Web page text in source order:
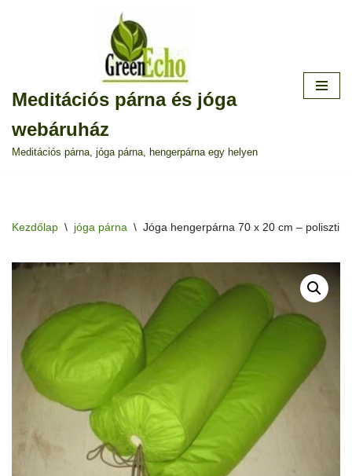
Meditációs párna és jóga
webáruház
Meditációs párna, jóga párna, hengerpárna egy helyen
Kezdőlap \ jóga párna \ Jóga hengerpárna 70 x 20 cm –